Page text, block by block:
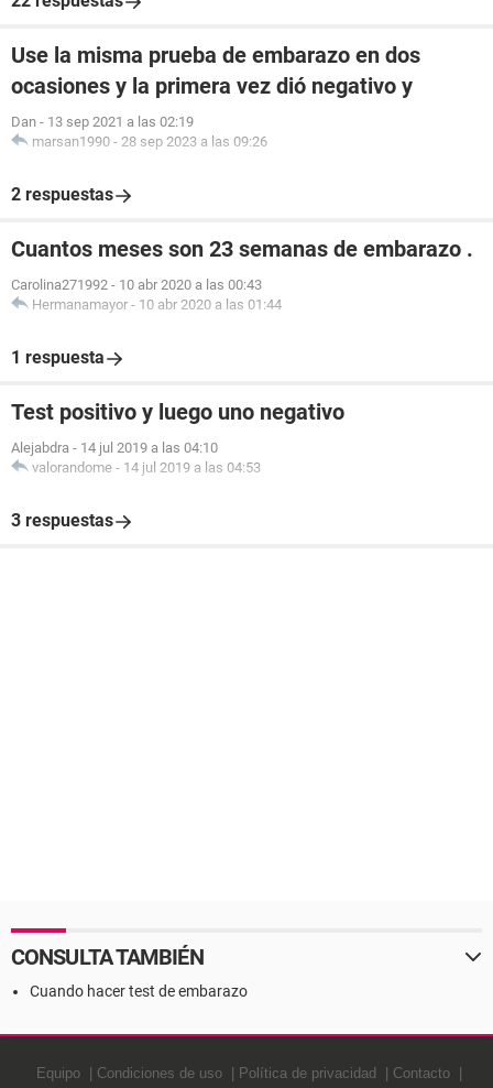
Use la misma prueba de embarazo en dos
ocasiones y la primera vez dió negativo y
Dan - 13 sep 2021 a las 02:19
marsan1990 - 28 sep 2023 a las 09:26
2 respuestas
Cuantos meses son 23 semanas de embarazo .
Carolina271992 - 10 abr 2020 a las 00:43
Hermanamayor - 10 abr 2020 a las 01:44
1 respuesta
Test positivo y luego uno negativo
Alejabdra - 14 jul 2019 a las 04:10
valorandome - 14 jul 2019 a las 04:53
3 respuestas
CONSULTA TAMBIÉN
Cuando hacer test de embarazo
Equipo Condiciones de uso Política de privacidad Contacto